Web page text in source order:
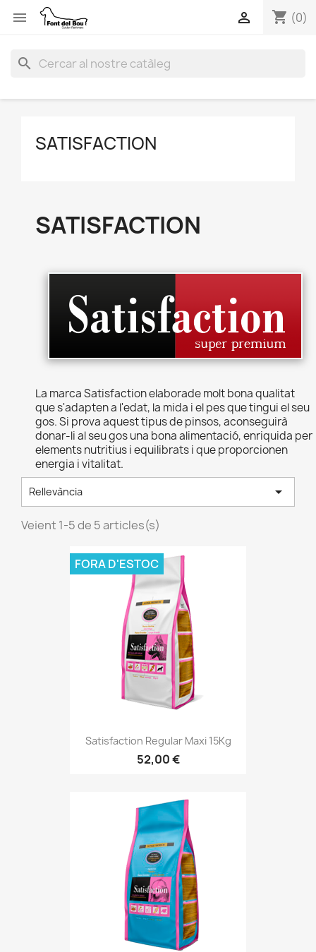
 shopping_cart (0)

search
SATISFACTION
SATISFACTION
La marca Satisfaction elaborade molt bona qualitat
que s'adapten a l'edat, la mida i el pes que tingui el seu
gos. Si prova aquest tipus de pinsos, aconseguirà
donar-li al seu gos una bona alimentació, enriquida per
elements nutritius i equilibrats i que proporcionen
energia i vitalitat.
Rellevància 
Veient 1-5 de 5 articles(s)
Satisfaction Regular Maxi 15Kg
52,00 €
FORA D'ESTOC